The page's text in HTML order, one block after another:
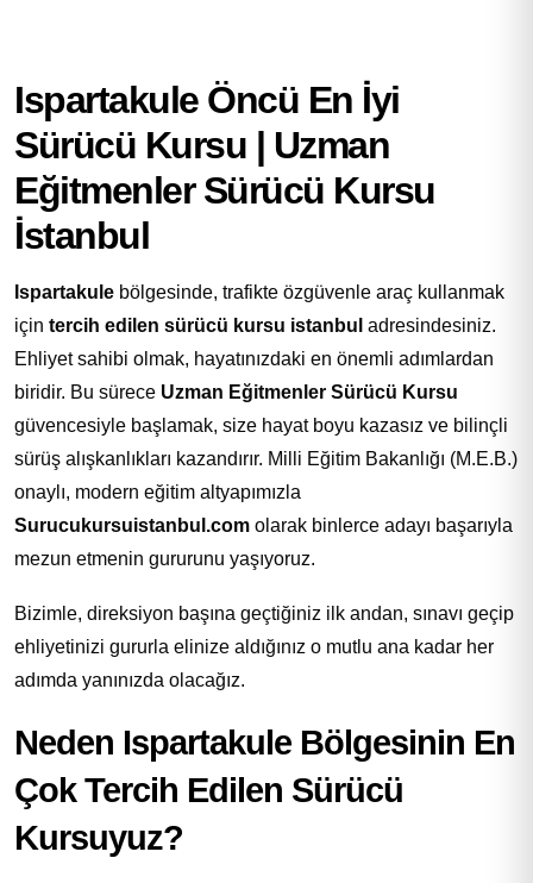
Ispartakule Öncü En İyi
Sürücü Kursu | Uzman
Eğitmenler Sürücü Kursu
İstanbul
Ispartakule bölgesinde, trafikte özgüvenle araç kullanmak
için tercih edilen sürücü kursu istanbul adresindesiniz.
Ehliyet sahibi olmak, hayatınızdaki en önemli adımlardan
biridir. Bu sürece Uzman Eğitmenler Sürücü Kursu
güvencesiyle başlamak, size hayat boyu kazasız ve bilinçli
sürüş alışkanlıkları kazandırır. Milli Eğitim Bakanlığı (M.E.B.)
onaylı, modern eğitim altyapımızla
Surucukursuistanbul.com olarak binlerce adayı başarıyla
mezun etmenin gururunu yaşıyoruz.
Bizimle, direksiyon başına geçtiğiniz ilk andan, sınavı geçip
ehliyetinizi gururla elinize aldığınız o mutlu ana kadar her
adımda yanınızda olacağız.
Neden Ispartakule Bölgesinin En
Çok Tercih Edilen Sürücü
Kursuyuz?